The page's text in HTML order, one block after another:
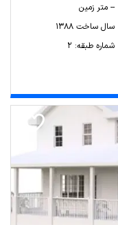
-- متر زمین
سال ساخت 1388
شماره طبقه: 2